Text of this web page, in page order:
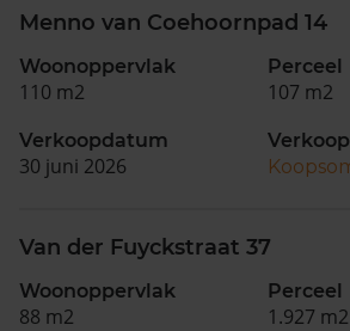
Menno van Coehoornpad 14
Woonoppervlak
110 m2
Perceel
107 m2
Verkoopdatum
30 juni 2026
Van der Fuyckstraat 37
Woonoppervlak
88 m2
Perceel
1.927 m2